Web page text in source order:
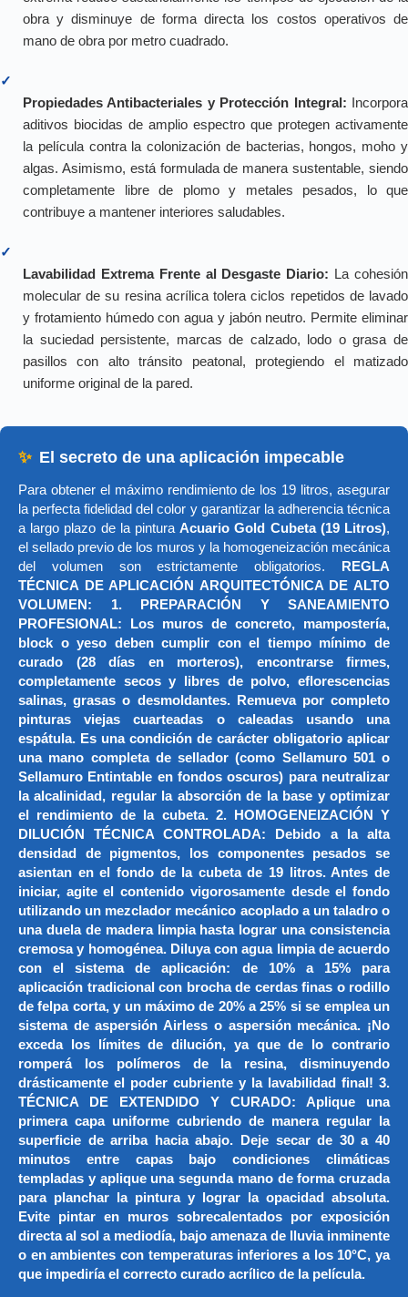
obra y disminuye de forma directa los costos operativos de
mano de obra por metro cuadrado.
✓
Propiedades Antibacteriales y Protección Integral: Incorpora
aditivos biocidas de amplio espectro que protegen activamente
la película contra la colonización de bacterias, hongos, moho y
algas. Asimismo, está formulada de manera sustentable, siendo
completamente libre de plomo y metales pesados, lo que
contribuye a mantener interiores saludables.
✓
Lavabilidad Extrema Frente al Desgaste Diario: La cohesión
molecular de su resina acrílica tolera ciclos repetidos de lavado
y frotamiento húmedo con agua y jabón neutro. Permite eliminar
la suciedad persistente, marcas de calzado, lodo o grasa de
pasillos con alto tránsito peatonal, protegiendo el matizado
uniforme original de la pared.
✨ El secreto de una aplicación impecable
Para obtener el máximo rendimiento de los 19 litros, asegurar
la perfecta fidelidad del color y garantizar la adherencia técnica
a largo plazo de la pinturaAcuario Gold Cubeta (19 Litros),
el sellado previo de los muros y la homogeneización mecánica
del volumen son estrictamente obligatorios.
REGLA
TÉCNICA DE APLICACIÓN ARQUITECTÓNICA DE ALTO
VOLUMEN: 1. PREPARACIÓN Y SANEAMIENTO
PROFESIONAL: Los muros de concreto, mampostería,
block o yeso deben cumplir con el tiempo mínimo de
curado (28 días en morteros), encontrarse firmes,
completamente secos y libres de polvo, eflorescencias
salinas, grasas o desmoldantes. Remueva por completo
pinturas viejas cuarteadas o caleadas usando una
espátula. Es una condición de carácter obligatorio aplicar
una mano completa de sellador (como Sellamuro 501 o
Sellamuro Entintable en fondos oscuros) para neutralizar
la alcalinidad, regular la absorción de la base y optimizar
el rendimiento de la cubeta. 2. HOMOGENEIZACIÓN Y
DILUCIÓN TÉCNICA CONTROLADA: Debido a la alta
densidad de pigmentos, los componentes pesados se
asientan en el fondo de la cubeta de 19 litros. Antes de
iniciar, agite el contenido vigorosamente desde el fondo
utilizando un mezclador mecánico acoplado a un taladro o
una duela de madera limpia hasta lograr una consistencia
cremosa y homogénea. Diluya con agua limpia de acuerdo
con el sistema de aplicación: de 10% a 15% para
aplicación tradicional con brocha de cerdas finas o rodillo
de felpa corta, y un máximo de 20% a 25% si se emplea un
sistema de aspersión Airless o aspersión mecánica. ¡No
exceda los límites de dilución, ya que de lo contrario
romperá los polímeros de la resina, disminuyendo
drásticamente el poder cubriente y la lavabilidad final! 3.
TÉCNICA DE EXTENDIDO Y CURADO: Aplique una
primera capa uniforme cubriendo de manera regular la
superficie de arriba hacia abajo. Deje secar de 30 a 40
minutos entre capas bajo condiciones climáticas
templadas y aplique una segunda mano de forma cruzada
para planchar la pintura y lograr la opacidad absoluta.
Evite pintar en muros sobrecalentados por exposición
directa al sol a mediodía, bajo amenaza de lluvia inminente
o en ambientes con temperaturas inferiores a los 10°C, ya
que impediría el correcto curado acrílico de la película.